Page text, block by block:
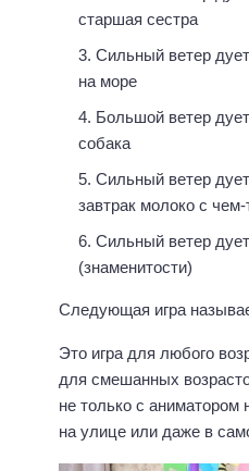
старшая сестра
Сильный ветер
на море
Большой ветер
собака
Сильный ветер
завтрак молоко с
Сильный ветер
(знаменитости)
Следующая игра
Это игра для любого
для смешанных
не только с аниматором
на улице или даже в